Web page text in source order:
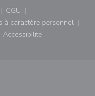
nouvelle fenêtre))
CGU
((ouvre une nouvelle
à caractère personnel
une nouvelle fenêtre))
nouvelle fenêtre))
Accessibilite
((ouvre une nouvelle